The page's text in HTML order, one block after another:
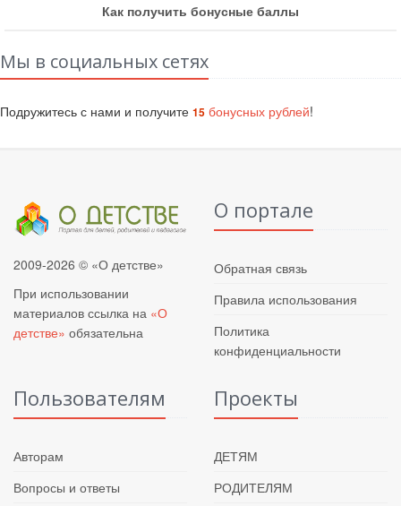
Как получить бонусные баллы
Мы в социальных сетях
Подружитесь с нами и получите 15 бонусных рублей!
2009-2026 © «О детстве»
При использовании
материалов ссылка на «О
детстве» обязательна
О портале
Обратная связь
Правила использования
Политика
конфиденциальности
Пользователям
Авторам
Вопросы и ответы
Проекты
ДЕТЯМ
РОДИТЕЛЯМ